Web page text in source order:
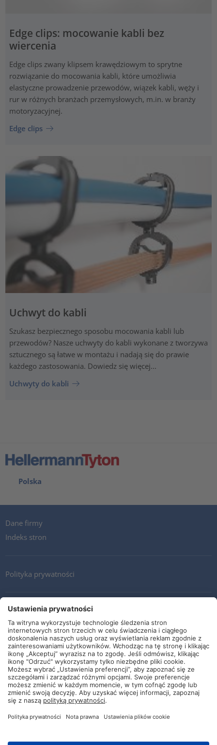
Edge clips: mocowanie kabli bez
wiercenia
Edge clips zwany klipsem krawędziowym to sprytne
rozwiązanie do mocowania kabli, które umożliwia
elastyczne prowadzenie przewodów, wiązek kabli, węży i
rur w różnych branżach przemysłowych, m.in. w branży
motoryzacyjnej.
Edge clips
Uchwyt do kabli
Szukasz bezpiecznego sposobu mocowania kabli lub
przewodów? Nasze uchwyty do kabli wykonane z tworzywa
sztucznego są łatwe w montażu i nadają się do prawie
każdego zastosowania. Dowiedz się więcej...
Uchwyty do kabli
Polska
Dane firmy
Indeks stron
Polityka prywatności
Kontakt
Newsletter
Ogólne warunki i dostawy
Wytyczne i zobowiązania
Media społecznościowe